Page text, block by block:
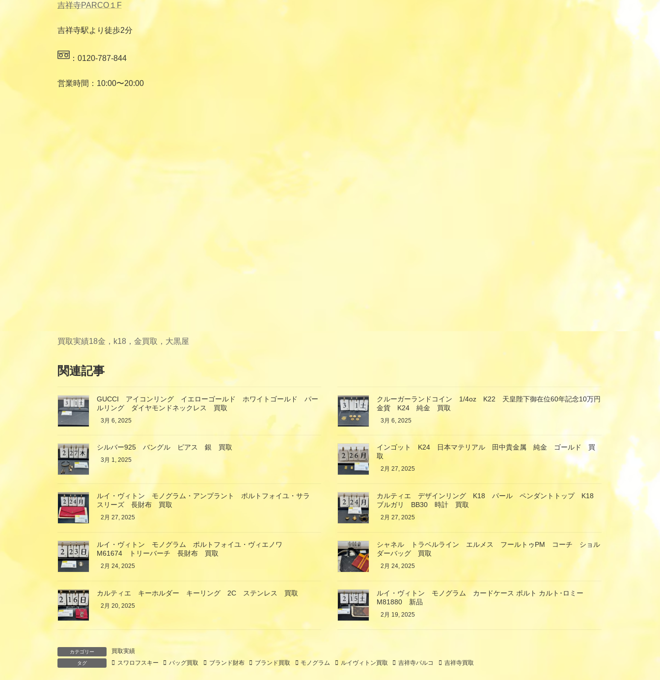
吉祥寺PARCO１F
吉祥寺駅より徒歩2分
：0120-787-844
営業時間：10:00〜20:00
買取実績18金，k18，金買取，大黒屋
関連記事
GUCCI アイコンリング イエローゴールド ホワイトゴールド パー
ルリング ダイヤモンドネックレス 買取
3月 6, 2025
クルーガーランドコイン 1/4oz K22 天皇陛下御在位60年記念10万円
金貨 K24 純金 買取
3月 6, 2025
シルバー925 バングル ピアス 銀 買取
3月 1, 2025
インゴット K24 日本マテリアル 田中貴金属 純金 ゴールド 買
取
2月 27, 2025
ルイ・ヴィトン モノグラム・アンプラント ポルトフォイユ・サラ
スリーズ 長財布 買取
2月 27, 2025
カルティエ デザインリング K18 パール ペンダントトップ K18
ブルガリ BB30 時計 買取
2月 27, 2025
ルイ・ヴィトン モノグラム ポルトフォイユ・ヴィエノワ
M61674 トリーバーチ 長財布 買取
2月 24, 2025
シャネル トラベルライン エルメス フールトゥPM コーチ ショル
ダーバッグ 買取
2月 24, 2025
カルティエ キーホルダー キーリング 2C ステンレス 買取
2月 20, 2025
ルイ・ヴィトン モノグラム カードケース ポルト カルト･ロミー
M81880 新品
2月 19, 2025
カテゴリー 買取実績
タグ スワロフスキー バッグ買取 ブランド財布 ブランド買取 モノグラム ルイヴィトン買取 吉祥寺パルコ 吉祥寺買取